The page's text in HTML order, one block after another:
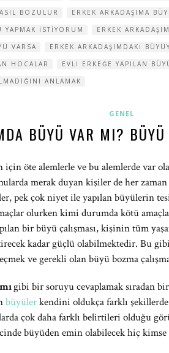
BOZULUR
ERKEK ARKADAŞIMA
YAPMAK ISTIYORUM
ERKEK
VARSA
ERKEK ARKADAŞIMDAKI
HOCALAR
EVLI ERKEĞE YAPILAN
ANLAMAK
GENEL
BÜYÜ VAR MI?
için öte alemlerle ve bu alemlerde var
merak duyan kişiler de her
pek çok niyet ile yapılan büyülerin
olurken kimi durumda kötü
bir büyü çalışması, kişinin tüm
kadar güçlü olabilmektedir. Bu
ve gerekli olan büyü bozma
gibi bir soruyu cevaplamak sıradan
büyülerkendini oldukça farklı
çok daha farklı belirtileri olduğu
büyüden emin olabilecek hiç